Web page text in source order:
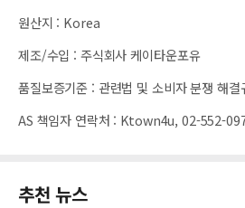
원산지 : Korea
제조/수입 : 주식회사 케이타운포유
품질보증기준 : 관련법 및 소비자 분쟁 해결
AS 책임자 연락처 : Ktown4u, 02-552-
추천 뉴스